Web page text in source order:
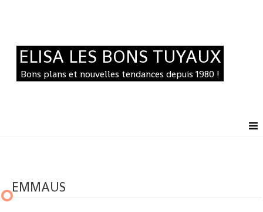
ELISA LES BONS TUYAUX
Bons plans et nouvelles tendances depuis 1980 !
EMMAUS